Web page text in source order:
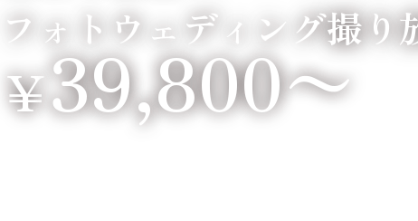
フォトウェディング撮り
￥39,800〜